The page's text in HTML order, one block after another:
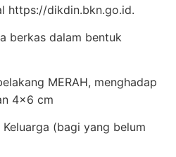
https://dikdin.bkn.go.id.
berkas dalam bentuk
MERAH, menghadap
4×6 cm
Keluarga (bagi yang belum